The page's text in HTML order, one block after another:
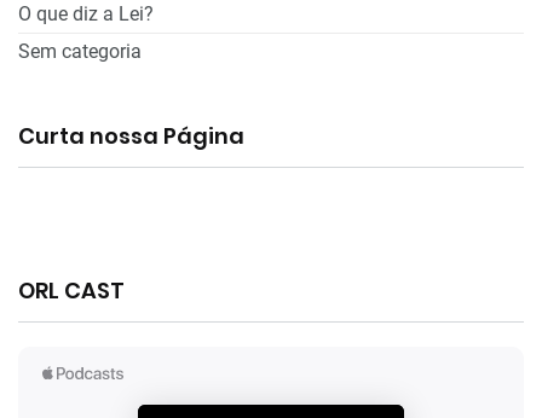
O que diz a Lei?
Sem categoria
Curta nossa Página
ORL CAST